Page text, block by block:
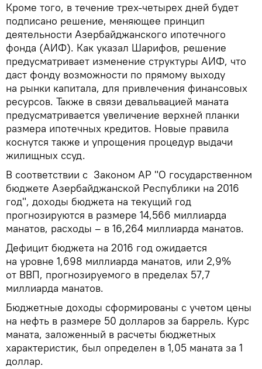
Кроме того, в течение трех-четырех дней будет
подписано решение, меняющее принцип
деятельности Азербайджанского ипотечного
фонда (АИФ). Как указал Шарифов, решение
предусматривает изменение структуры АИФ, что
даст фонду возможности по прямому выходу
на рынки капитала, для привлечения финансовых
ресурсов. Также в связи девальвацией маната
предусматривается увеличение верхней планки
размера ипотечных кредитов. Новые правила
коснутся также и упрощения процедур выдачи
жилищных ссуд.
В соответствии с Законом АР "О государственном
бюджете Азербайджанской Республики на 2016
год", доходы бюджета на текущий год
прогнозируются в размере 14,566 миллиарда
манатов, расходы – в 16,264 миллиарда манатов.
Дефицит бюджета на 2016 год ожидается
на уровне 1,698 миллиарда манатов, или 2,9%
от ВВП, прогнозируемого в пределах 57,7
миллиарда манатов.
Бюджетные доходы сформированы с учетом цены
на нефть в размере 50 долларов за баррель. Курс
маната, заложенный в расчеты бюджетных
характеристик, был определен в 1,05 маната за 1
доллар.